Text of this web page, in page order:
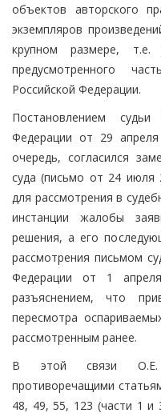
объектов авторского
экземпляров
крупном размере, т.е.
предусмотренного
Российской Федерации.
Постановлением
Федерации от 29
очередь, согласился
суда (письмо от 24 июля
для рассмотрения в
инстанции жалобы
решения, а его
рассмотрения письмом
Федерации от 1
разъяснением, что
пересмотра
рассмотренным ранее.
В этой связи О.Е.
противоречащими
48, 49, 55, 123 (части 1 и